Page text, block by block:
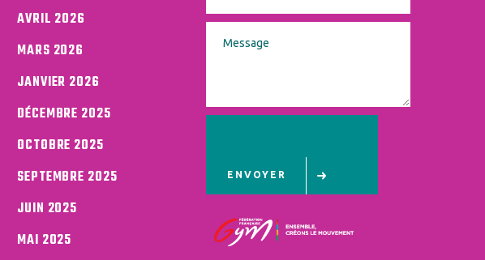
AVRIL 2026
MARS 2026
JANVIER 2026
DÉCEMBRE 2025
OCTOBRE 2025
SEPTEMBRE 2025
JUIN 2025
MAI 2025
ENVOYER